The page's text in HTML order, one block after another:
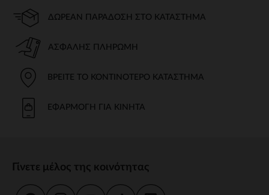
ΔΩΡΕΆΝ ΠΑΡΆΔΟΣΗ ΣΤΟ ΚΑΤΆΣΤΗΜΑ
ΑΣΦΑΛΉΣ ΠΛΗΡΩΜΉ
ΒΡΕΊΤΕ ΤΟ ΚΟΝΤΙΝΌΤΕΡΟ ΚΑΤΆΣΤΗΜΑ
ΕΦΑΡΜΟΓΉ ΓΙΑ ΚΙΝΗΤΆ
Γίνετε μέλος της κοινότητας